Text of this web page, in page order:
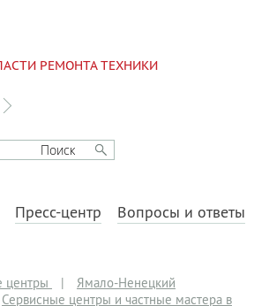
РЕМОНТА ТЕХНИКИ
Пресс-центр
Вопросы и ответы
центры |
Ямало-Ненецкий
Сервисные центры и частные мастера в